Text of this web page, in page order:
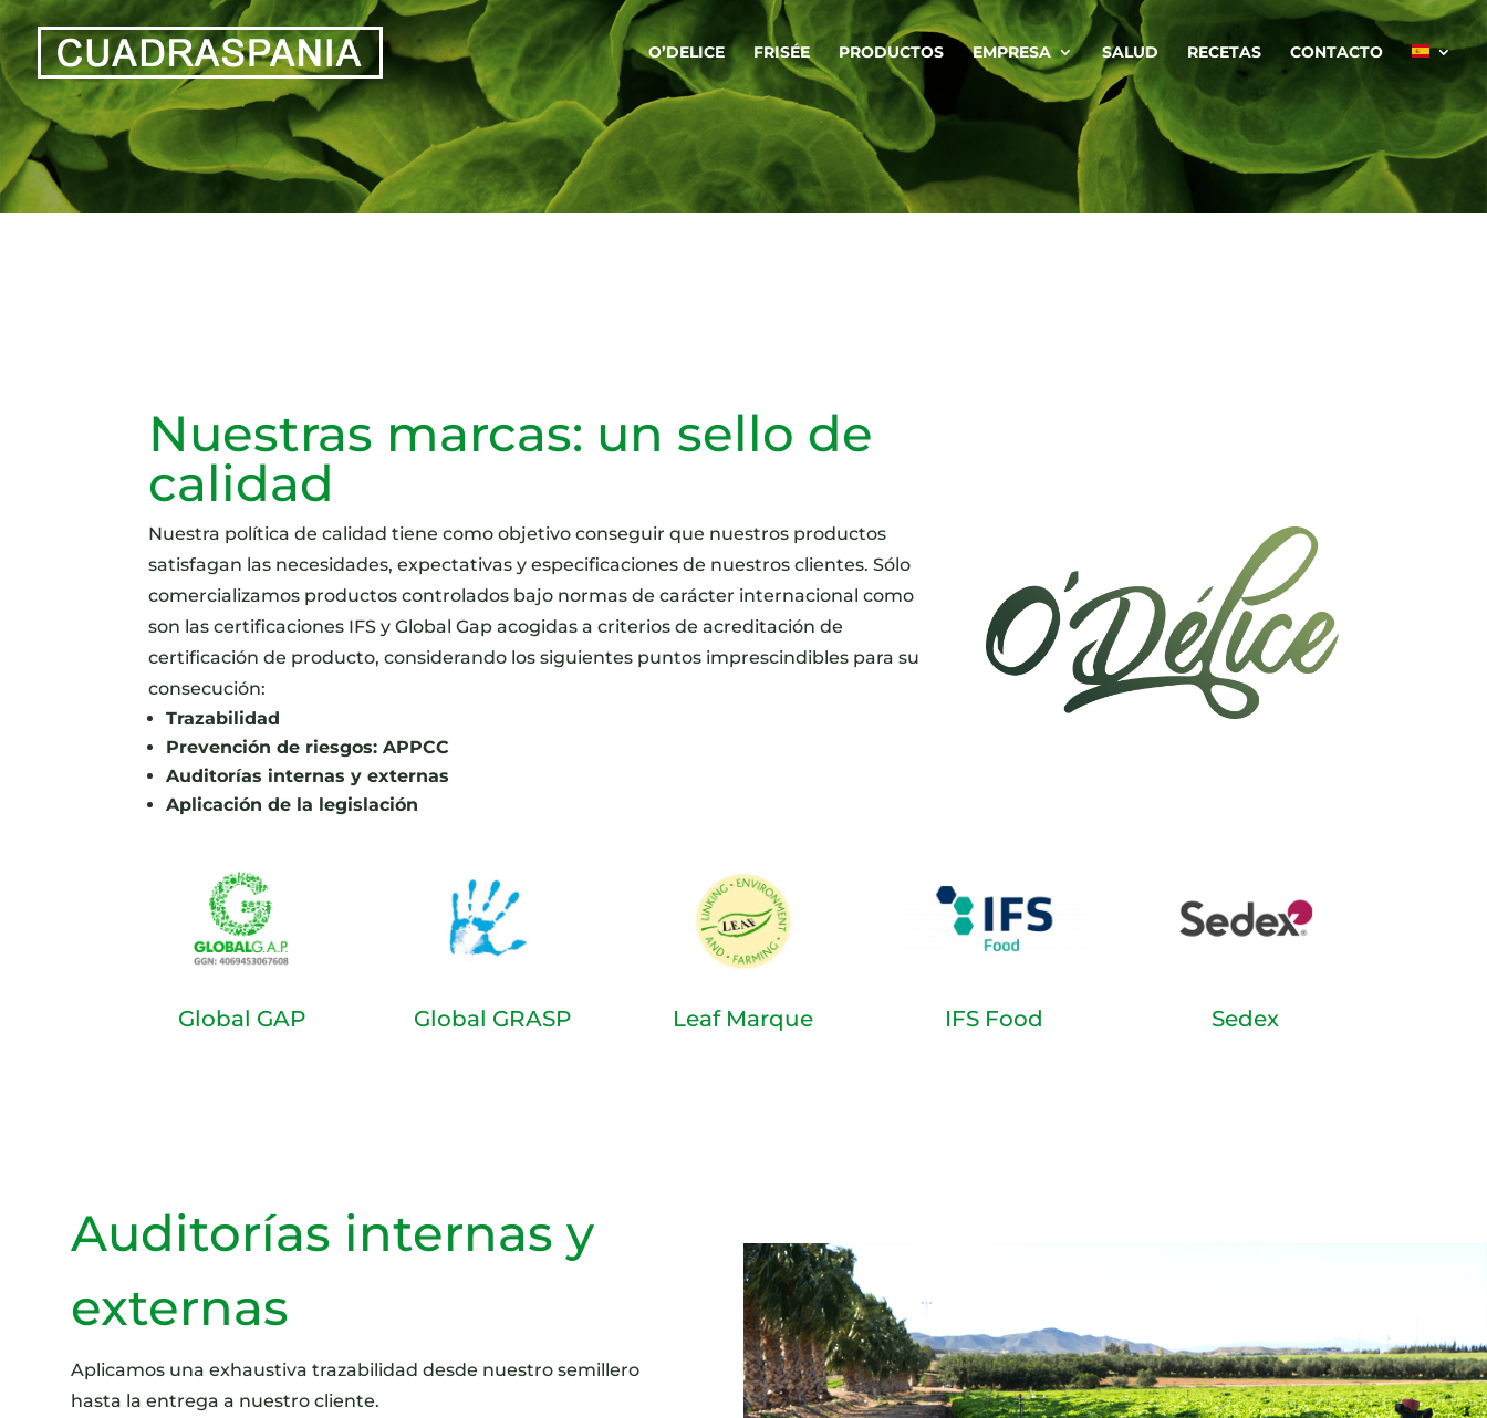
O’DELICE FRISÉE PRODUCTOS EMPRESA SALUD RECETAS CONTACTO
Nuestras marcas: un sello de
calidad
Nuestra política de calidad tiene como objetivo conseguir que nuestros productos
satisfagan las necesidades, expectativas y especificaciones de nuestros clientes. Sólo
comercializamos productos controlados bajo normas de carácter internacional como
son las certificaciones IFS y Global Gap acogidas a criterios de acreditación de
certificación de producto, considerando los siguientes puntos imprescindibles para su
consecución:
Trazabilidad
Prevención de riesgos: APPCC
Auditorías internas y externas
Aplicación de la legislación
Global GAP Global GRASP Leaf Marque IFS Food Sedex
Auditorías internas y
externas
Aplicamos una exhaustiva trazabilidad desde nuestro semillero
hasta la entrega a nuestro cliente.